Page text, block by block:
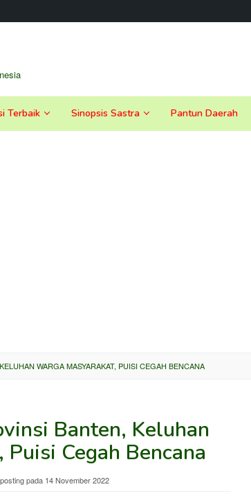
Terbaik Sinopsis Sastra Pantun Daerah
WARGA MASYARAKAT, PUISI CEGAH BENCANA
Banten, Keluhan
Cegah Bencana
pada 14 November 2022